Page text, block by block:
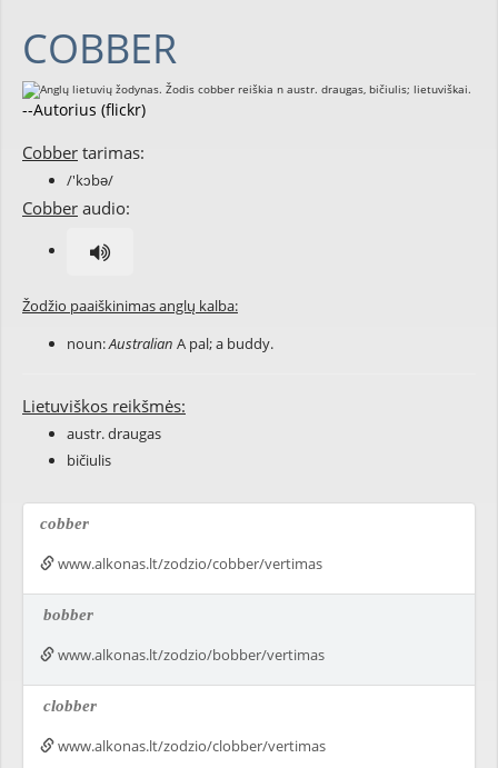
COBBER
--Autorius (flickr)
Cobber tarimas:
/'kɔbə/
Cobber audio:
Žodžio paaiškinimas anglų kalba:
noun:Australian A pal; a buddy.
Lietuviškos reikšmės:
austr. draugas
bičiulis
cobber
www.alkonas.lt/zodzio/cobber/vertimas
bobber
www.alkonas.lt/zodzio/bobber/vertimas
clobber
www.alkonas.lt/zodzio/clobber/vertimas